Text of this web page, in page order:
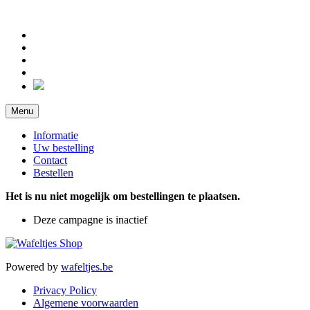
Menu
Informatie
Uw bestelling
Contact
Bestellen
Het is nu niet mogelijk om bestellingen te plaatsen.
Deze campagne is inactief
Powered by wafeltjes.be
Privacy Policy
Algemene voorwaarden